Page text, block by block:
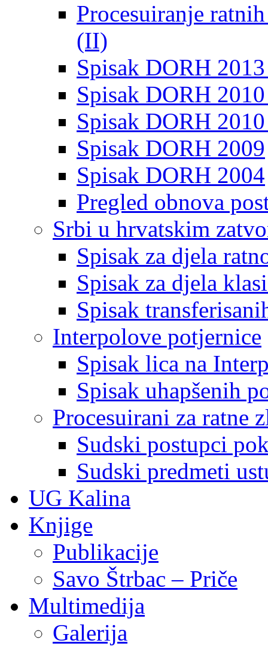
Procesuiranje
(II)
Spisak DORH
Spisak DORH
Spisak DORH
Spisak DORH 2009
Spisak DORH 2004
Pregled obnova
Srbi u hrvatskim
Spisak za djela
Spisak za djela
Spisak
Interpolove potjernice
Spisak lica na
Spisak uhapšenih
Procesuirani za ratne
Sudski postupci
Sudski predmeti
UG Kalina
Knjige
Publikacije
Savo Štrbac – Priče
Multimedija
Galerija